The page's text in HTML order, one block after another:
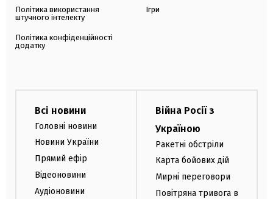
Політика використання
штучного інтелекту
Політика конфіденційності
додатку
Ігри
Всі новини
Головні новини
Новини України
Прямий ефір
Відеоновини
Аудіоновини
Війна Росії з
Україною
Ракетні обстріли
Карта бойових дій
Мирні переговори
Повітряна тривога в